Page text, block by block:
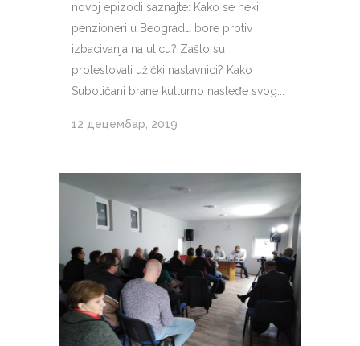
novoj epizodi saznajte: Kako se neki
penzioneri u Beogradu bore protiv
izbacivanja na ulicu? Zašto su
protestovali užički nastavnici? Kako
Subotičani brane kulturno nasleđe svog...
12 децембар, 2019